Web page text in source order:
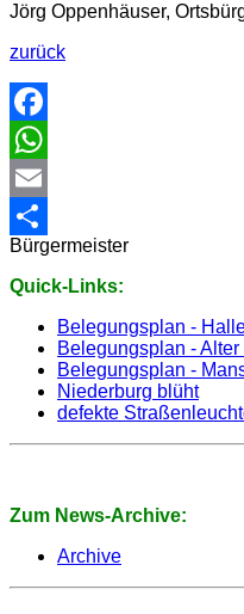
Jörg Oppenhäuser,
zurück
Facebook
WhatsApp
Email
Share
Bürgermeister
Quick-Links:
Belegungsplan -
Belegungsplan - Alter
Belegungsplan -
Niederburg blüht
defekte
Zum News-Archive:
Archive